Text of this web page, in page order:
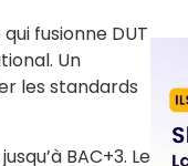
fusionne DUT
Un
les standards
BAC+3. Le